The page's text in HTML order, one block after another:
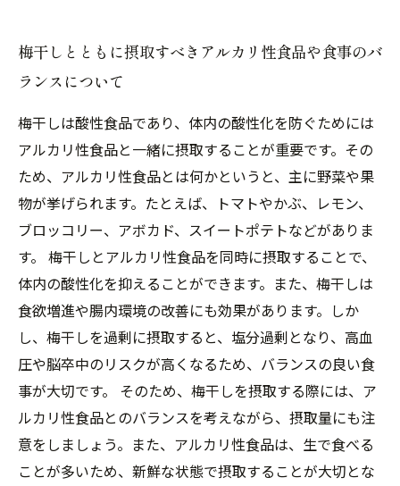
梅干しとともに摂取すべきアルカリ性食品や食事のバ
ランスについて
梅干しは酸性食品であり、体内の酸性化を防ぐためには
アルカリ性食品と一緒に摂取することが重要です。その
ため、アルカリ性食品とは何かというと、主に野菜や果
物が挙げられます。たとえば、トマトやかぶ、レモン、
ブロッコリー、アボカド、スイートポテトなどがありま
す。 梅干しとアルカリ性食品を同時に摂取することで、
体内の酸性化を抑えることができます。また、梅干しは
食欲増進や腸内環境の改善にも効果があります。しか
し、梅干しを過剰に摂取すると、塩分過剰となり、高血
圧や脳卒中のリスクが高くなるため、バランスの良い食
事が大切です。 そのため、梅干しを摂取する際には、ア
ルカリ性食品とのバランスを考えながら、摂取量にも注
意をしましょう。また、アルカリ性食品は、生で食べる
ことが多いため、新鮮な状態で摂取することが大切とな